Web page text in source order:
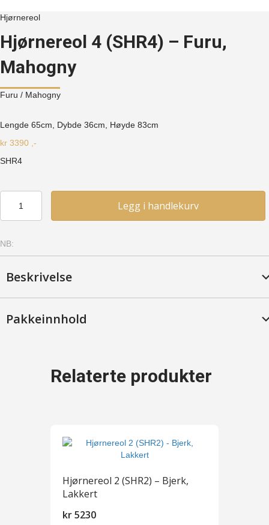
Hjørnereol
Hjørnereol 4 (SHR4) – Furu,
Mahogny
Furu / Mahogny
Lengde 65cm, Dybde 36cm, Høyde 83cm
kr 3390 ,-
SHR4
(SHR4)
Furu,
Mahogny
Legg i handlekurv
NB:
Beskrivelse
Pakkeinnhold
Relaterte produkter
Hjørnereol 2 (SHR2) – Bjerk,
Lakkert
kr5230